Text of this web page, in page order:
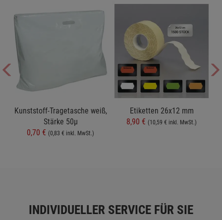
Kunststoff-Tragetasche weiß,
Stärke 50µ
0,70 € (0,83 € inkl. MwSt.)
Etiketten 26x12 mm
8,90 € (10,59 € inkl. MwSt.)
INDIVIDUELLER SERVICE FÜR SIE